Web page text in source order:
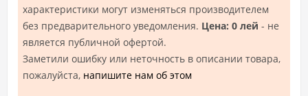
характеристики могут изменяться производителем
без предварительного уведомления. Цена: 0 лей - не
является публичной офертой.
Заметили ошибку или неточность в описании товара,
пожалуйста, напишите нам об этом